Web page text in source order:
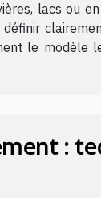
lacs ou
le
: